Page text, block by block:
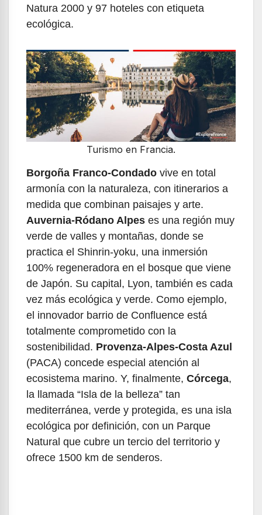
Natura 2000 y 97 hoteles con etiqueta
ecológica.
Turismo en Francia.
Borgoña Franco-Condado vive en total
armonía con la naturaleza, con itinerarios a
medida que combinan paisajes y arte.
Auvernia-Ródano Alpes es una región muy
verde de valles y montañas, donde se
practica el Shinrin-yoku, una inmersión
100% regeneradora en el bosque que viene
de Japón. Su capital, Lyon, también es cada
vez más ecológica y verde. Como ejemplo,
el innovador barrio de Confluence está
totalmente comprometido con la
sostenibilidad. Provenza-Alpes-Costa Azul
(PACA) concede especial atención al
ecosistema marino. Y, finalmente, Córcega,
la llamada “Isla de la belleza” tan
mediterránea, verde y protegida, es una isla
ecológica por definición, con un Parque
Natural que cubre un tercio del territorio y
ofrece 1500 km de senderos.